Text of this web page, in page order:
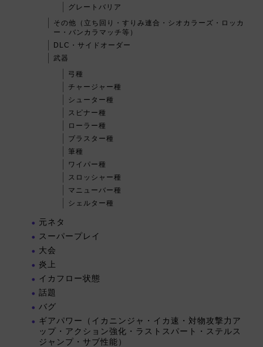
グレートバリア
その他（立ち回り・すりみ連合・シオカラーズ・ロッカ
ー・バンカラマッチ等）
DLC・サイドオーダー
武器
弓種
チャージャー種
シューター種
スピナー種
ローラー種
ブラスター種
筆種
ワイパー種
スロッシャー種
マニューバー種
シェルター種
元ネタ
スーパープレイ
大会
炎上
イカフロー状態
話題
バグ
ギアパワー（イカニンジャ・イカ速・対物攻撃力ア
ップ・アクション強化・ラストスパート・ステルス
ジャンプ・サブ性能）